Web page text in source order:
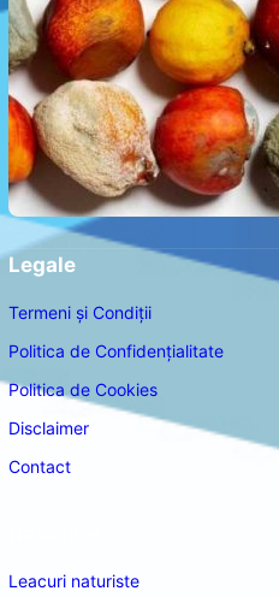
Legale
Termeni și Condiții
Politica de Confidențialitate
Politica de Cookies
Disclaimer
Contact
Leacuri naturiste